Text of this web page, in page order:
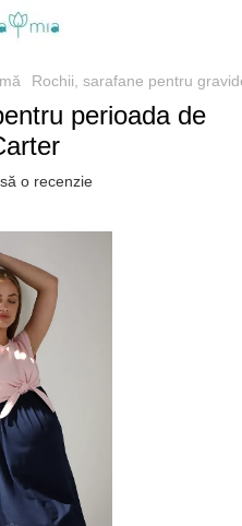
Rochii, sarafane pentru
perioada de
o recenzie